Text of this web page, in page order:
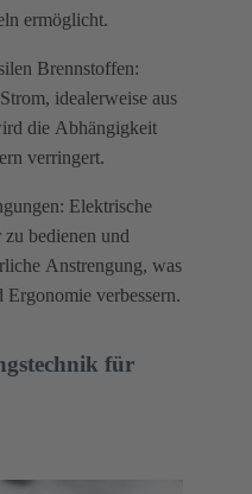
ermöglicht.
Brennstoffen:
idealerweise aus
die Abhängigkeit
verringert.
Elektrische
bedienen und
Anstrengung, was
verbessern.
für